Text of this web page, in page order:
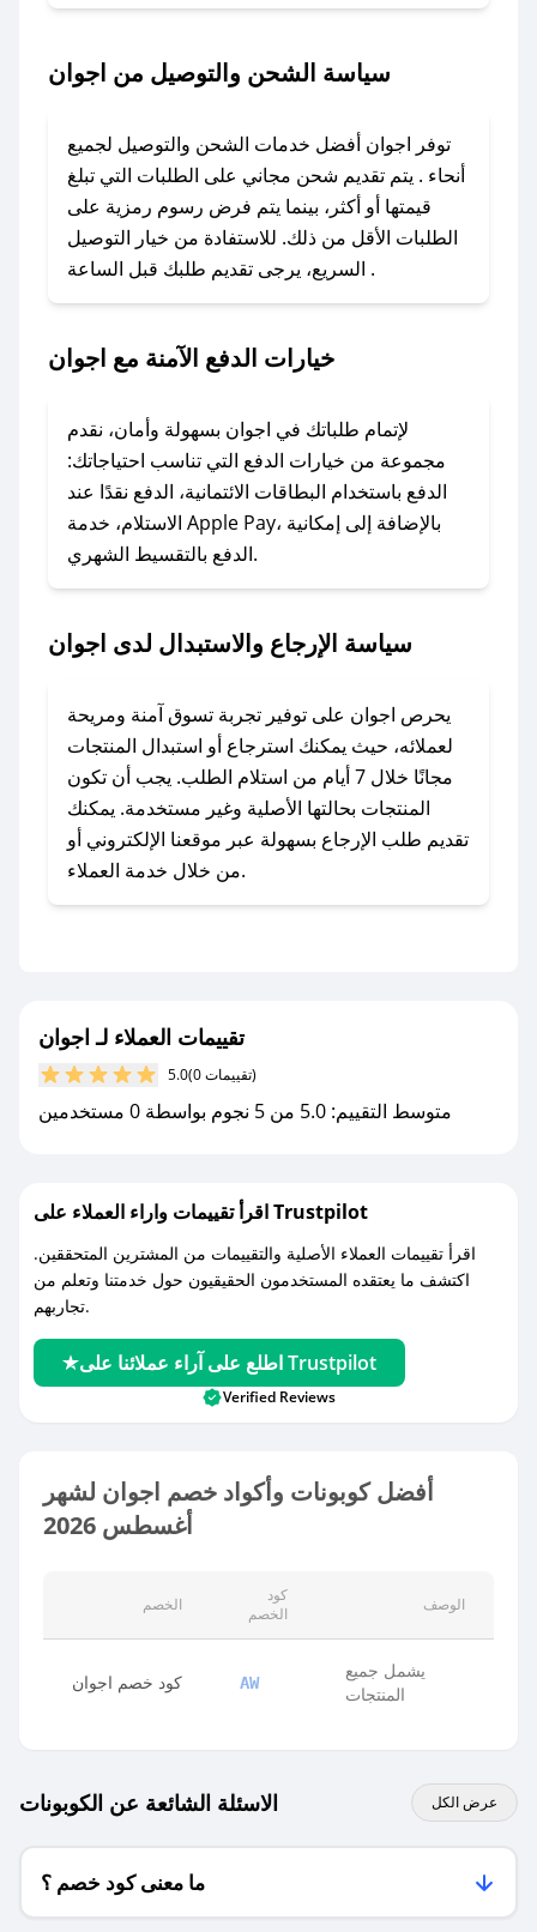
باستخدام تطبيق صحصح، يمكنك العثور بسهولة على
تواصل معنا عبر تويتر أو البريد الإلكتروني لإضافته
بسرعة.
### كيفية استخدام كود خصم اجوان؟
1. انسخ كود الخصم من تطبيق صحصح.
2. الصقه في خانة الدفع عند التسوق من اجوان.
### ماذا أفعل إذا لم يعمل كود الخصم؟
الرسائل الخاصة على تويتر أو البريد الإلكتروني،
وسنقوم بحل المشكلة في أسرع وقت ممكن.
### ماذا أفعل إذا لم أجد كود خصم لمتجري
المفضل؟
في حال عدم توفر كوبونات لمتجرك المفضل، يمكنك
أسرع وقت ممكن.
### كيف تحصل على كوبونات خصم حصرية من
اجوان؟
للحصول على كوبونات وخصومات حصرية، قم بما
يلي:
- اضغط على أيقونة متابعة لمتجر اجوان في تطبيق
صحصح.
مع صحصح، تسوق بذكاء ووفّر على كل مشترياتك مع
سياسة الشحن والتوصيل من اجوان
توفر اجوان أفضل خدمات الشحن والتوصيل لجميع
أنحاء . يتم تقديم شحن مجاني على الطلبات التي تبلغ
قيمتها أو أكثر، بينما يتم فرض رسوم رمزية على
الطلبات الأقل من ذلك. للاستفادة من خيار التوصيل
السريع، يرجى تقديم طلبك قبل الساعة .
خيارات الدفع الآمنة مع اجوان
لإتمام طلباتك في اجوان بسهولة وأمان، نقدم
مجموعة من خيارات الدفع التي تناسب احتياجاتك:
الدفع باستخدام البطاقات الائتمانية، الدفع نقدًا عند
الاستلام، خدمة Apple Pay، بالإضافة إلى إمكانية
الدفع بالتقسيط الشهري.
سياسة الإرجاع والاستبدال لدى اجوان
يحرص اجوان على توفير تجربة تسوق آمنة ومريحة
لعملائه، حيث يمكنك استرجاع أو استبدال المنتجات
مجانًا خلال 7 أيام من استلام الطلب. يجب أن تكون
المنتجات بحالتها الأصلية وغير مستخدمة. يمكنك
تقديم طلب الإرجاع بسهولة عبر موقعنا الإلكتروني أو
من خلال خدمة العملاء.
تقييمات العملاء لـ اجوان
5.0 (0 تقييمات)
متوسط التقييم: 5.0 من 5 نجوم بواسطة 0 مستخدمين
اقرأ تقييمات واراء العملاء على Trustpilot
اقرأ تقييمات العملاء الأصلية والتقييمات من المشترين المتحققين.
اكتشف ما يعتقده المستخدمون الحقيقيون حول خدمتنا وتعلم من
تجاربهم.
اطلع على آراء عملائنا على Trustpilot
Verified Reviews
أفضل كوبونات وأكواد خصم اجوان لشهر
أغسطس 2026
الخصم
كود
الخصم
الوصف
كود خصم اجوان AW
يشمل جميع
المنتجات
الاسئلة الشائعة عن الكوبونات عرض الكل
ما معنى كود خصم ؟